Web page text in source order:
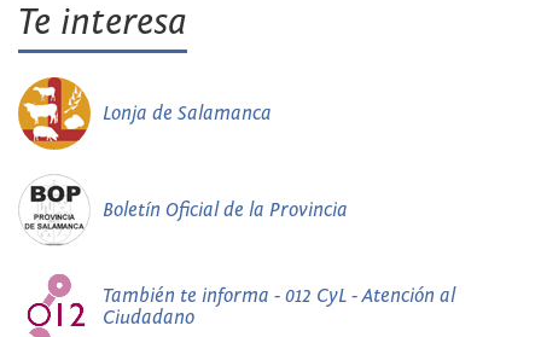
Te interesa
Lonja de Salamanca
Boletín Oficial de la Provincia
También te informa - 012 CyL - Atención al
Ciudadano